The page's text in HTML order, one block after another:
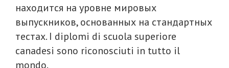
находится на уровне мировых
выпускников, основанных на стандартных
тестах. I diplomi di scuola superiore
canadesi sono riconosciuti in tutto il
mondo.